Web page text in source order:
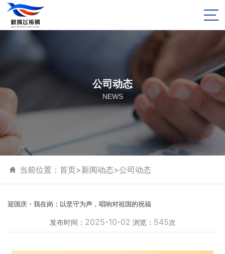
公司动态
NEWS
当前位置： 首页>新闻动态>公司动态
迎国庆・我在岗：以坚守为声，唱响对祖国的祝福
发布时间： 2025-10-02 浏览： 545次